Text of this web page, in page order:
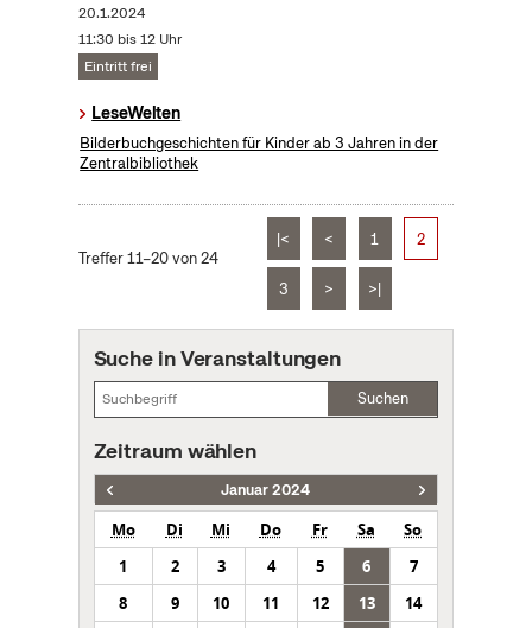
20.1.2024
11:30 bis 12 Uhr
Eintritt frei
LeseWelten
Bilderbuchgeschichten für Kinder ab 3 Jahren in der
Zentralbibliothek
Treffer 11–20 von 24
|< < 1 2
3 > >|
Suche in Veranstaltungen
Suchen
Zeitraum wählen
Januar 2024
Mo Di Mi Do Fr Sa
So
1
2 3 4 5 6
7
8
9 10 11 12 13
14